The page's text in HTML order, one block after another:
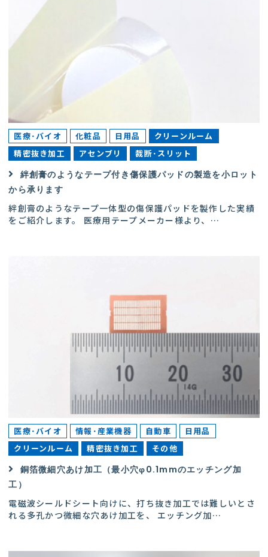
医療･バイオ 化粧品 日用品
クリーンルーム
精密抜き加工
アセンブリ 裁断･スリット
絆創膏のようなテープ付き傷保護パッドの製造を小ロット
から承ります
絆創膏のようなテープ一体型の傷保護パッドを製作した実績
をご紹介します。 医療用テープメーカー様より、 …
医療･バイオ 情報･産業機器 自動車
日用品
クリーンルーム
精密抜き加工 その他
銅箔微細穴あけ加工（最小穴φ0.1mmのエッチング加
工）
電磁波シールドシート向けに、打ち抜き加工では難しいとさ
れる多孔かつ微細な穴あけ加工を、 エッチング加…